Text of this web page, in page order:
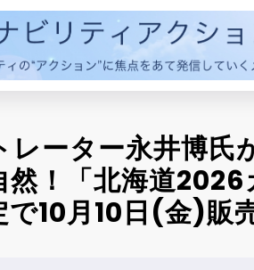
レーター永井博氏
然！「北海道
で10月10日(金)販